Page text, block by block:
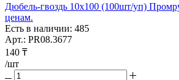
Дюбель-гвоздь 10х100 (100шт/уп)
ценам.
Есть в наличии: 485
Арт.: PR08.3677
140 ₸
/шт